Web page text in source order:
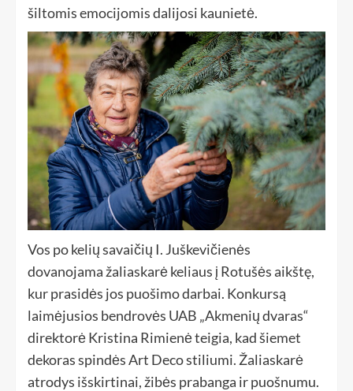
šiltomis emocijomis dalijosi kaunietė.
Vos po kelių savaičių I. Juškevičienės
dovanojama žaliaskarė keliaus į Rotušės aikštę,
kur prasidės jos puošimo darbai. Konkursą
laimėjusios bendrovės UAB „Akmenių dvaras“
direktorė Kristina Rimienė teigia, kad šiemet
dekoras spindės Art Deco stiliumi. Žaliaskarė
atrodys išskirtinai, žibės prabanga ir puošnumu.